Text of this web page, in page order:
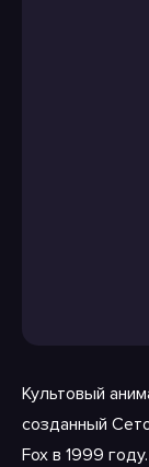
Культовый
созданный
Fox в 1999